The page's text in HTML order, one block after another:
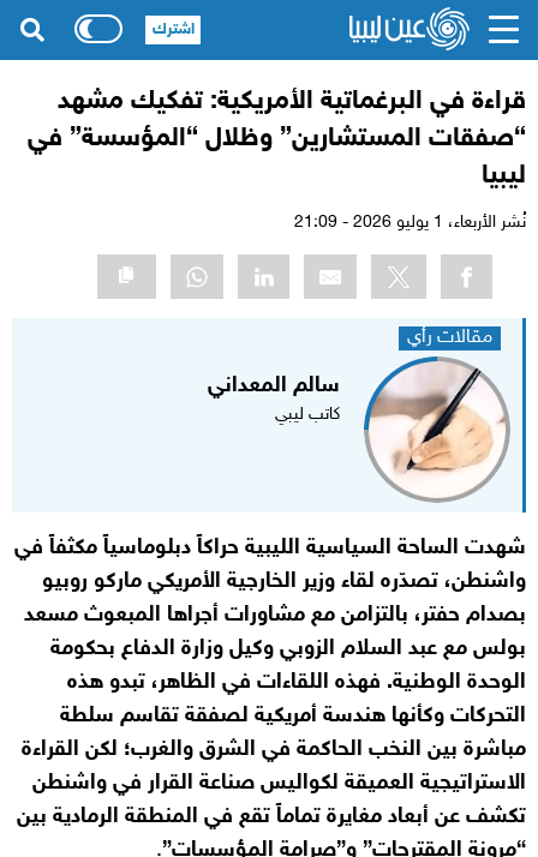
قراءة في البرغماتية الأمريكية: تفكيك مشهد
“صفقات المستشارين” وظلال “المؤسسة” في
ليبيا
نُشر الأربعاء،
مقالات رأي
سالم المعداني
كاتب ليبي
شهدت الساحة السياسية الليبية حراكاً دبلوماسياً مكثفاً في
واشنطن، تصدّره لقاء وزير الخارجية الأمريكي ماركو روبيو
بصدام حفتر، بالتزامن مع مشاورات أجراها المبعوث مسعد
بولس مع عبد السلام الزوبي وكيل وزارة الدفاع بحكومة
الوحدة الوطنية. فهذه اللقاءات في الظاهر، تبدو هذه
التحركات وكأنها هندسة أمريكية لصفقة تقاسم سلطة
مباشرة بين النخب الحاكمة في الشرق والغرب؛ لكن القراءة
الاستراتيجية العميقة لكواليس صناعة القرار في واشنطن
تكشف عن أبعاد مغايرة تماماً تقع في المنطقة الرمادية بين
“مرونة المقترحات” و”صرامة المؤسسات”.
اشترك